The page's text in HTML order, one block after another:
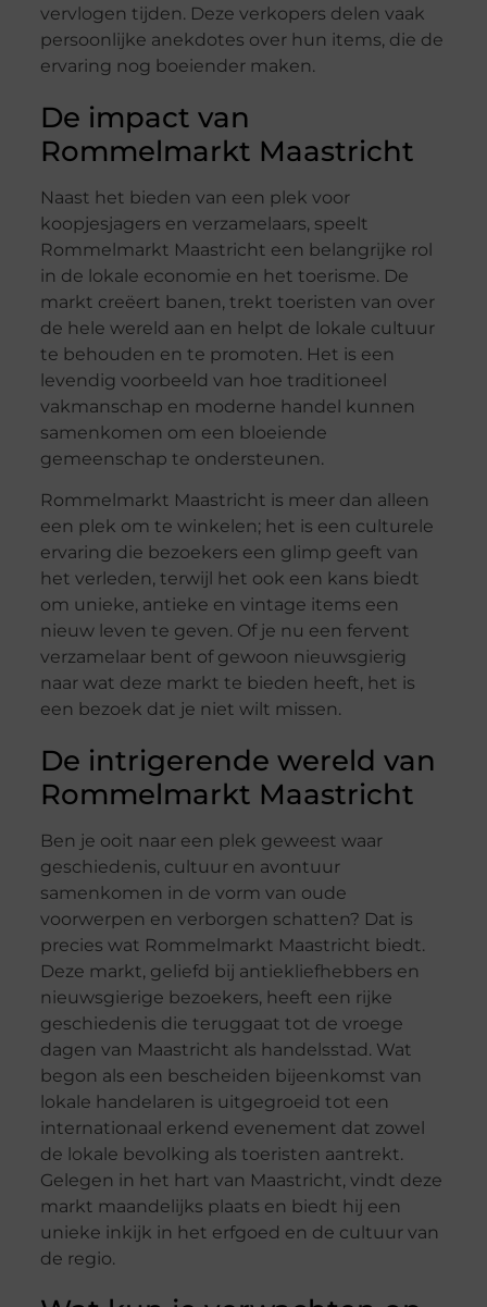
vervlogen tijden. Deze verkopers delen vaak
persoonlijke anekdotes over hun items, die de
ervaring nog boeiender maken.
De impact van
Rommelmarkt Maastricht
Naast het bieden van een plek voor
koopjesjagers en verzamelaars, speelt
Rommelmarkt Maastricht een belangrijke rol
in de lokale economie en het toerisme. De
markt creëert banen, trekt toeristen van over
de hele wereld aan en helpt de lokale cultuur
te behouden en te promoten. Het is een
levendig voorbeeld van hoe traditioneel
vakmanschap en moderne handel kunnen
samenkomen om een bloeiende
gemeenschap te ondersteunen.
Rommelmarkt Maastricht is meer dan alleen
een plek om te winkelen; het is een culturele
ervaring die bezoekers een glimp geeft van
het verleden, terwijl het ook een kans biedt
om unieke, antieke en vintage items een
nieuw leven te geven. Of je nu een fervent
verzamelaar bent of gewoon nieuwsgierig
naar wat deze markt te bieden heeft, het is
een bezoek dat je niet wilt missen.
De intrigerende wereld van
Rommelmarkt Maastricht
Ben je ooit naar een plek geweest waar
geschiedenis, cultuur en avontuur
samenkomen in de vorm van oude
voorwerpen en verborgen schatten? Dat is
precies wat Rommelmarkt Maastricht biedt.
Deze markt, geliefd bij antiekliefhebbers en
nieuwsgierige bezoekers, heeft een rijke
geschiedenis die teruggaat tot de vroege
dagen van Maastricht als handelsstad. Wat
begon als een bescheiden bijeenkomst van
lokale handelaren is uitgegroeid tot een
internationaal erkend evenement dat zowel
de lokale bevolking als toeristen aantrekt.
Gelegen in het hart van Maastricht, vindt deze
markt maandelijks plaats en biedt hij een
unieke inkijk in het erfgoed en de cultuur van
de regio.